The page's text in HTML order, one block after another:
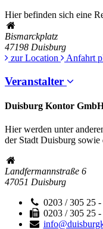
Hier befinden sich eine
Bismarckplatz
47198 Duisburg
zur Location
Anfahrt
Veranstalter
Duisburg Kontor
Hier werden unter
der Stadt Duisburg sowie
Landfermannstraße 6
47051 Duisburg
0203 / 305 25 -
0203 / 305 25 -